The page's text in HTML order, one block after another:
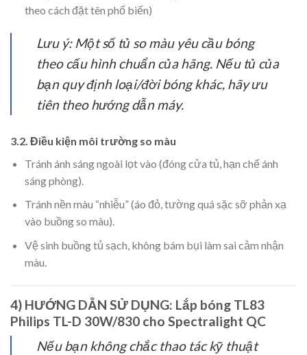
theo cách đặt tên phổ biến)
Lưu ý: Một số tủ so màu yêu cầu bóng
theo cấu hình chuẩn của hãng. Nếu tủ của
bạn quy định loại/đời bóng khác, hãy ưu
tiên theo hướng dẫn máy.
3.2. Điều kiện môi trường so màu
Tránh ánh sáng ngoài lọt vào (đóng cửa tủ, hạn chế ánh
sáng phòng).
Tránh nền màu “nhiễu” (áo đỏ, tường quá sặc sỡ phản xạ
vào buồng so màu).
Vệ sinh buồng tủ sạch, không bám bụi làm sai cảm nhận
màu.
4) HƯỚNG DẪN SỬ DỤNG: Lắp bóng TL83
Philips TL-D 30W/830 cho Spectralight QC
Nếu bạn không chắc thao tác kỹ thuật